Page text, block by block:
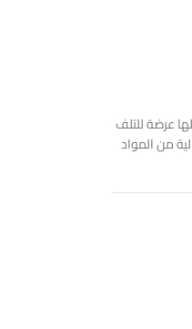
عرضة للتلف
من المواد